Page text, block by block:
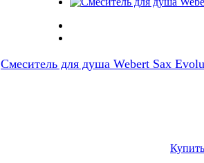
Смеситель для душа Webert Sax
Купить